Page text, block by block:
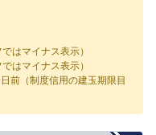
はマイナス表示）
はマイナス表示）
前（制度信用の建玉期限目